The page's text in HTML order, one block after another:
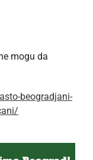
mogu da
beogradjani-